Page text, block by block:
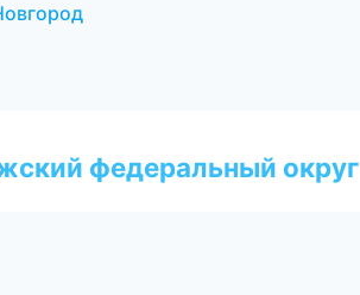
федеральный округ